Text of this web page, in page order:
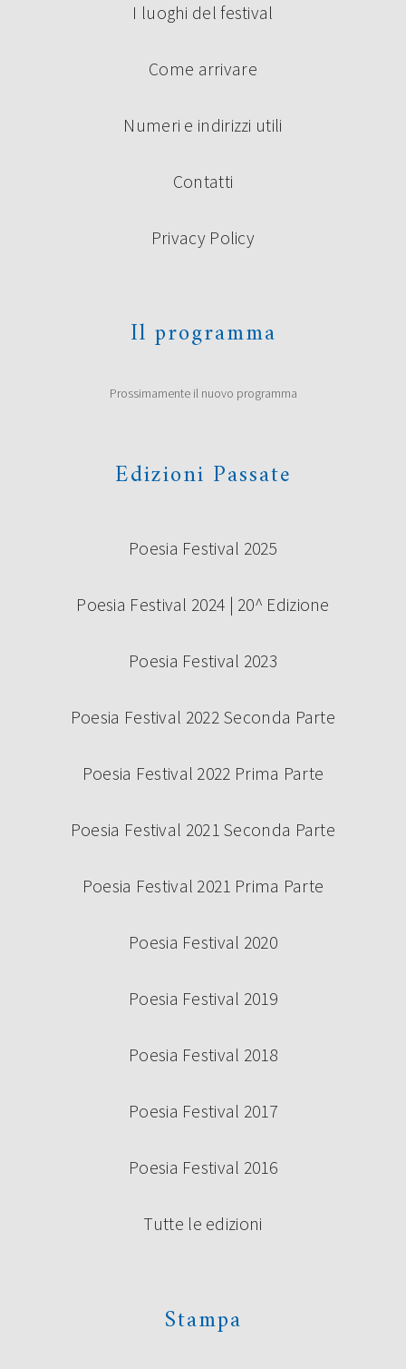
I luoghi del festival
Come arrivare
Numeri e indirizzi utili
Contatti
Privacy Policy
Il programma
Prossimamente il nuovo programma
Edizioni Passate
Poesia Festival 2025
Poesia Festival 2024 | 20^ Edizione
Poesia Festival 2023
Poesia Festival 2022 Seconda Parte
Poesia Festival 2022 Prima Parte
Poesia Festival 2021 Seconda Parte
Poesia Festival 2021 Prima Parte
Poesia Festival 2020
Poesia Festival 2019
Poesia Festival 2018
Poesia Festival 2017
Poesia Festival 2016
Tutte le edizioni
Stampa